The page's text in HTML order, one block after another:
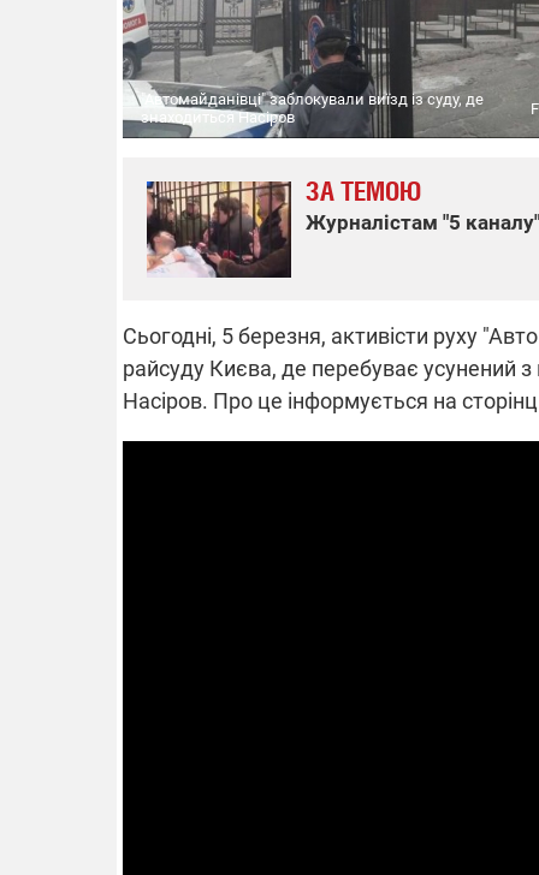
"Автомайданівці" заблокували виїзд із суду, де
знаходиться Насіров
ЗА ТЕМОЮ
Журналістам "5
Сьогодні, 5 березня, активісти руху
райсуду Києва, де перебуває усунений
Насіров. Про це інформується на
областях
російських
Готуйте
спеку у
графіки